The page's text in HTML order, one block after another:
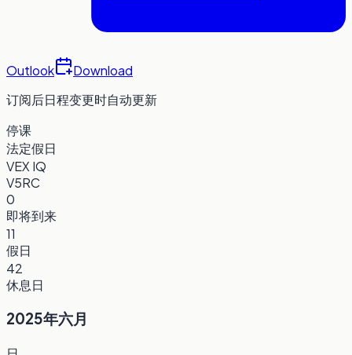
Outlook
Download
订阅后日程变更时自动更新
停课
法定假日
VEX IQ
V5RC
0
即将到来
11
假日
42
休息日
2025年六月